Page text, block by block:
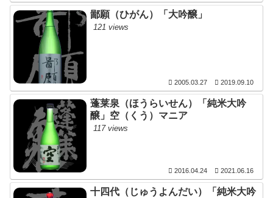
鄙願（ひがん）「大吟醸」
121 views
2005.03.27 2019.09.10
蓬莱泉（ほうらいせん）「純米大吟
醸」空（くう）マニア
117 views
2016.04.24 2021.06.16
十四代（じゅうよんだい）「純米大吟